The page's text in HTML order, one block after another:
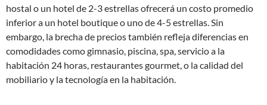
hostal o un hotel de 2-3 estrellas ofrecerá un costo promedio
inferior a un hotel boutique o uno de 4-5 estrellas. Sin
embargo, la brecha de precios también refleja diferencias en
comodidades como gimnasio, piscina, spa, servicio a la
habitación 24 horas, restaurantes gourmet, o la calidad del
mobiliario y la tecnología en la habitación.